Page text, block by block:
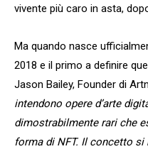
vivente più caro in asta,
Ma quando nasce
2018 e il primo a definire
Jason Bailey, Founder di
intendono opere d’arte
dimostrabilmente rari che
forma di NFT. Il concetto si